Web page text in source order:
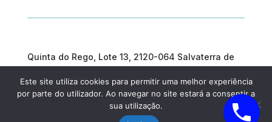
Quinta do Rego, Lote 13, 2120-064 Salvaterra de
geral@prosargosteam.com
Este site utiliza cookies para permitir uma melhor experiência
por parte do utilizador. Ao navegar no site estará a consentir a
sua utilização.